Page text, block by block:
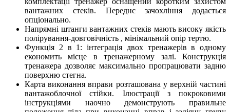
вантажних стеків. Переднє зачохління додається
опціонально.
Напрямні штанги вантажних стеків мають високу якість
полірування-довговічність , мінімальний опір тертю.
Функція 2 в 1: інтеграція двох тренажерів в одному
економить місце в тренажерному залі. Конструкція
тренажера дозволяє максимально пропрацювати задню
поверхню стегна.
Карта виконання вправи розташована у верхній частині
вантажоблочної стійки. Ілюстрації з покроковими
інструкціями наочно демонструють правильне